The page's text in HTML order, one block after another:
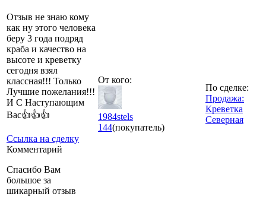
Отзыв не знаю кому
как ну этого человека
беру 3 года подряд
краба и качество на
высоте и креветку
сегодня взял
классная!!! Только
Лучшие пожелания!!!
И С Наступающим
Вас👍👍👍
Ссылка на сделку
Комментарий
Спасибо Вам
большое за
шикарный отзыв
От кого:
1984stels
144(покупатель)
По сделке:
Продажа:
Креветка
Северная